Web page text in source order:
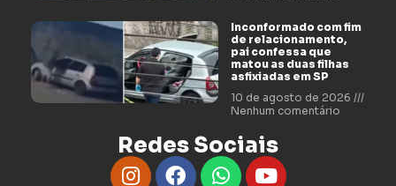
Inconformado com fim
de relacionamento,
pai confessa que
matou as duas filhas
asfixiadas em SP
10 de agosto de 2026
Nenhum comentário
Redes Sociais